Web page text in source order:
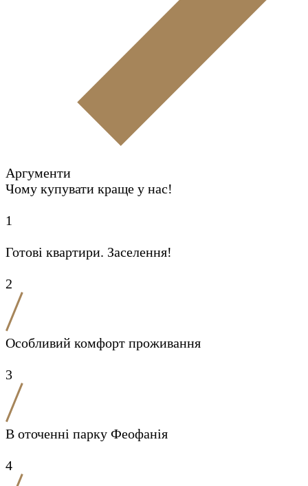
Аргументи
Чому купувати краще у нас!
1
Готові квартири. Заселення!
2
Особливий комфорт проживання
3
В оточенні парку Феофанія
4